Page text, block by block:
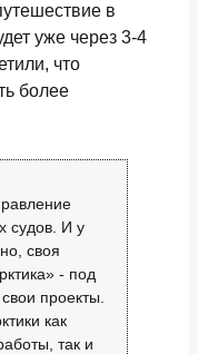
в
уже через 3-4
что
более
судов. И у
своя
- под
проекты.
как
так и